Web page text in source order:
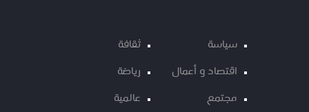
سياسة
اقتصاد و أعمال
مجتمع
ثقافة
رياضة
عالمية